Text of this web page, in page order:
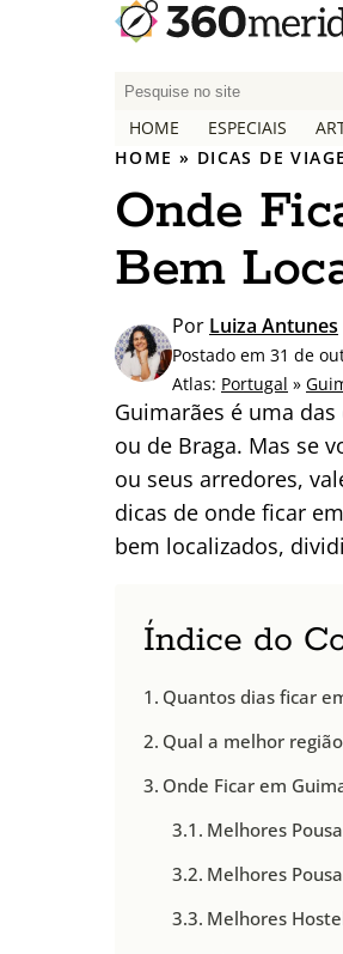
P
q
u
i
s
a
p
o
r
HOME ESPECIAIS
HOME » DICAS DE
Onde
Bem
Por Luiza Antunes
Postado em 31 de
Atlas: Portugal »
Guimarães é uma
ou de Braga. Mas se
ou seus arredores,
dicas de onde ficar
bem localizados,
Índice do
Quantos dias ficar
Qual a melhor
Onde Ficar em
Melhores
Melhores
Melhores